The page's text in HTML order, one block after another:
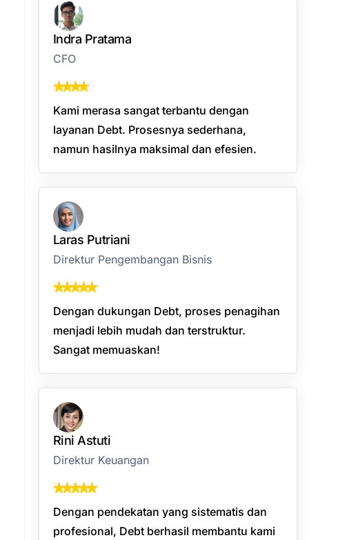
Indra Pratama
CFO
Kami merasa sangat terbantu dengan
layanan Debt. Prosesnya sederhana,
namun hasilnya maksimal dan efesien.
Laras Putriani
Direktur Pengembangan Bisnis
Dengan dukungan Debt, proses penagihan
menjadi lebih mudah dan terstruktur.
Sangat memuaskan!
Rini Astuti
Direktur Keuangan
Dengan pendekatan yang sistematis dan
profesional, Debt berhasil membantu kami